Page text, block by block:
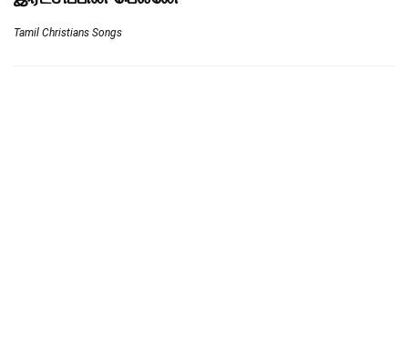
Tamil Christians Songs